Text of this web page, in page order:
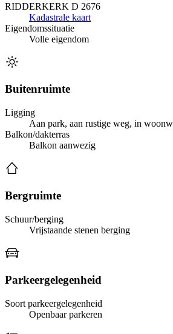
RIDDERKERK D 2676
Kadastrale kaart
Eigendomssituatie
Volle eigendom
Buitenruimte
Ligging
Aan park, aan rustige weg, in
Balkon/dakterras
Balkon aanwezig
Bergruimte
Schuur/berging
Vrijstaande stenen berging
Parkeergelegenheid
Soort parkeergelegenheid
Openbaar parkeren